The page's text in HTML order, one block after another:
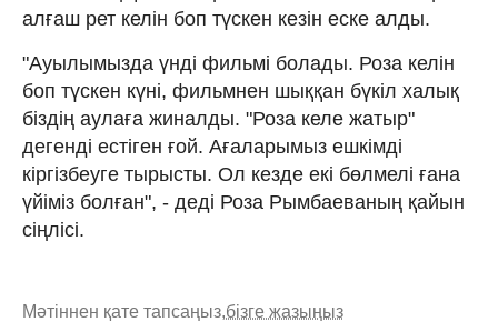
алғаш рет келін боп түскен кезін еске алды.
"Ауылымызда үнді фильмі болады. Роза келін
боп түскен күні, фильмнен шыққан бүкіл халық
біздің аулаға жиналды. "Роза келе жатыр"
дегенді естіген ғой. Ағаларымыз ешкімді
кіргізбеуге тырысты. Ол кезде екі бөлмелі ғана
үйіміз болған", - деді Роза Рымбаеваның қайын
сіңлісі.
Мәтіннен қате тапсаңыз,бізге жазыңыз